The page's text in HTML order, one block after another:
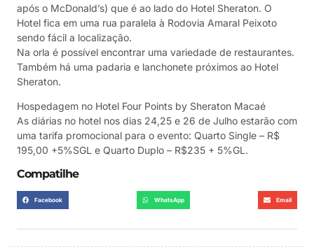
após o McDonald’s) que é ao lado do Hotel Sheraton. O
Hotel fica em uma rua paralela à Rodovia Amaral Peixoto
sendo fácil a localização.
Na orla é possível encontrar uma variedade de restaurantes.
Também há uma padaria e lanchonete próximos ao Hotel
Sheraton.
Hospedagem no Hotel Four Points by Sheraton Macaé
As diárias no hotel nos dias 24,25 e 26 de Julho estarão com
uma tarifa promocional para o evento: Quarto Single – R$
195,00 +5%SGL e Quarto Duplo – R$235 + 5%GL.
Compatilhe
Facebook WhatsApp Email